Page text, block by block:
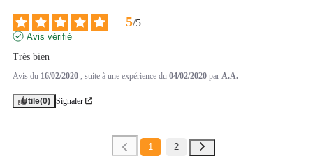
5/5
Avis vérifié
Très bien
Avis du 16/02/2020 , suite à une expérience du 04/02/2020 par A.A.
Utile(0) Signaler
1 2